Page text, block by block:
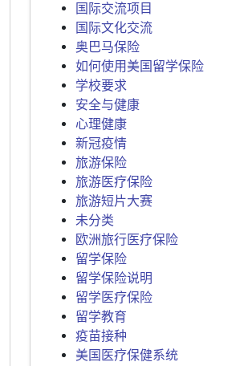
国际交流项目
国际文化交流
奥巴马保险
如何使用美国留学保险
学校要求
安全与健康
心理健康
新冠疫情
旅游保险
旅游医疗保险
旅游短片大赛
未分类
欧洲旅行医疗保险
留学保险
留学保险说明
留学医疗保险
留学教育
疫苗接种
美国医疗保健系统